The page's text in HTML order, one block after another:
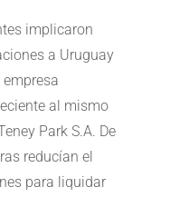
implicaron
a Uruguay
al mismo
Park S.A. De
reducían el
para liquidar